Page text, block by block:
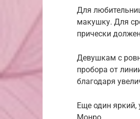
Для
макушку. Для
прически
Девушкам с
пробора от
благодаря
Еще один яркий,